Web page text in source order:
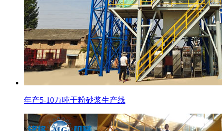
年产5-10万吨干粉砂浆生产线